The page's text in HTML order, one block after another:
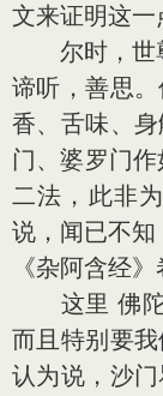
文来证明这一
尔时，世尊
谛听，善思
香、舌味、
门、婆罗门
二法，此非
说，闻已不知
《杂阿含经
这里 佛陀
而且特别要
认为说，沙